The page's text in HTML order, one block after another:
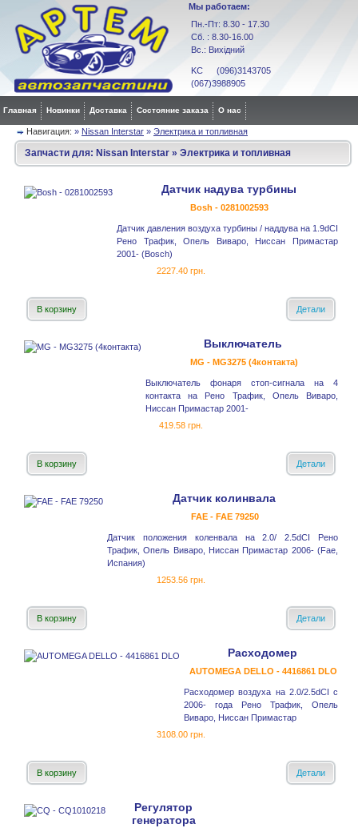
Мы работаем:
Пн.-Пт: 8.30 - 17.30
Сб. : 8.30-16.00
Вс.: Вихідний
KC (096)3143705
(067)3988905
Главная Новинки Доставка Состояние заказа О нас
Навигация: » Nissan Interstar » Электрика и топливная
Запчасти для: Nissan Interstar » Электрика и топливная
Датчик надува турбины
Bosh - 0281002593
Датчик давления воздуха турбины / наддува на 1.9dCI
Рено Трафик, Опель Виваро, Ниссан Примастар
2001- (Bosch)
2227.40 грн.
В корзину Детали
Выключатель
MG - MG3275 (4контакта)
Выключатель фонаря стоп-сигнала на 4
контакта на Рено Трафик, Опель Виваро,
Ниссан Примастар 2001-
419.58 грн.
В корзину Детали
Датчик колинвала
FAE - FAE 79250
Датчик положения коленвала на 2.0/ 2.5dCI Рено
Трафик, Опель Виваро, Ниссан Примастар 2006- (Fae,
Испания)
1253.56 грн.
В корзину Детали
Расходомер
AUTOMEGA DELLO - 4416861 DLO
Расходомер воздуха на 2.0/2.5dCI с
2006- года Рено Трафик, Опель
Виваро, Ниссан Примастар
3108.00 грн.
В корзину Детали
Регулятор
генератора